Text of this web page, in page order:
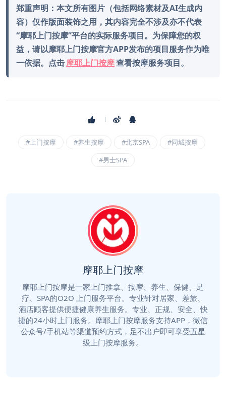
郑重声明：本文所有图片（包括网络素材及AI生成内
容）仅作版面装饰之用，其内容完全不涉及亦不代表
“摩耶上门按摩”平台的实际服务项目。为保障您的权
益，请以摩耶上门按摩官方APP发布的项目服务作为唯
一依据。点击摩耶上门按摩查看按摩服务项目。
#上门按摩 #养生按摩 #北京SPA
#同城按摩
#男士SPA
摩耶上门按摩
摩耶上门按摩是一家上门推拿、按摩、养生、保健、足
疗、SPA的O2O 上门服务平台。专业针对居家、差旅、
酒店顾客提供便捷健康养生服务。专业、正规、安全、快
捷的24小时上门服务。摩耶上门按摩服务支持APP，微信
公众号/手机站等渠道预约方式，足不出户即可享受五星
级上门按摩服务。